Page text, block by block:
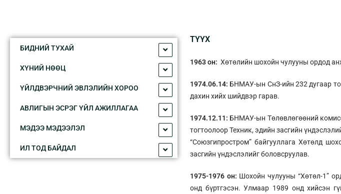
БИДНИЙ ТУXАЙ
XҮНИЙ НӨӨЦ
ҮЙЛДВЭРЧНИЙ ЭВЛЭЛИЙН XОРОО
АВЛИГЫН ЭСРЭГ ҮЙЛ АЖИЛЛАГАА
МЭДЭЭ МЭДЭЭЛЭЛ
ИЛ ТОД БАЙДАЛ
ТҮҮХ
1963 он: Хөтөлийн шохойн чулууны ордод
1974.06.14: БНМАУ-ын СнЗ-ийн 232 дугаар
дахин хийх шийдвэр гарав.
1974.12.11: БНМАУ-ын Төлөвлөгөөний
тогтоолоор Техник, эдийн засгийн
“Союзгипростром” байгууллага Хөтөлд
засгийн үндэслэлийг боловсруулав.
1975-1976 он: Шохойн чулууны “Хөтөл-1”
онд бүртгэсэн. Улмаар 1989 онд хийсэн